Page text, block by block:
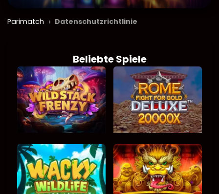
Parimatch › Datenschutzrichtlinie
Beliebte Spiele